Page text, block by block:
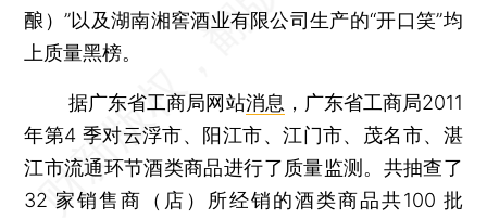
酿）”以及湖南湘窖酒业有限公司生产的“开口笑”均
上质量黑榜。
据广东省工商局网站消息 ，广东省工商局2011
年第4 季对云浮市、阳江市、江门市、茂名市、湛
江市流通环节酒类商品进行了质量监测。共抽查了
32 家销售商（店）所经销的酒类商品共100 批